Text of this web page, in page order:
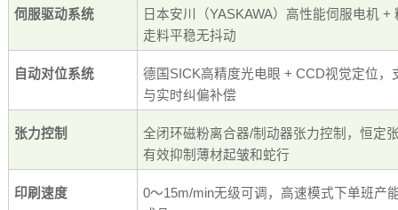
伺服驱动系统 日本安川（YASKAWA）高性能伺服电机 +
走料平稳无抖动
自动对位系统 德国 SICK高精度光电眼 + CCD视觉定位，
与实时纠偏补偿
张力控制 全闭环磁粉离合器/制动器张力控制，恒定
有效抑制薄材起皱和蛇行
印刷速度 0～15m/min无级可调，高速模式下单班产